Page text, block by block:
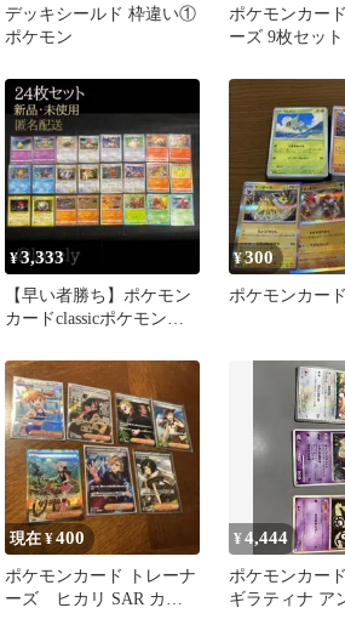
デッキシールド 枠違い①
ポケモン
ポケモンカー
ーズ 9枚セット
¥3,333
【早い者勝ち】ポケモン
カードclassicポケモンま
用】
¥300
ポケモンカー
現在 ¥400
ポケモンカード トレーナ
ーズ ヒカリ SAR カス
¥4,444
ポケモンカー
ギラティナ ア